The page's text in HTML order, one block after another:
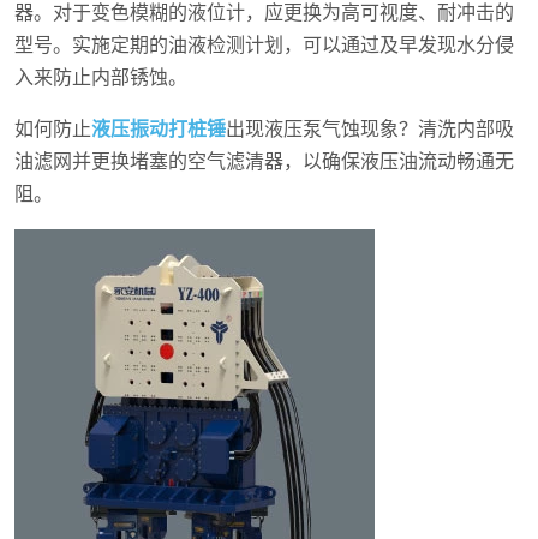
器。对于变色模糊的液位计，应更换为高可视度、耐冲击的
型号。实施定期的油液检测计划，可以通过及早发现水分侵
入来防止内部锈蚀。
如何防止液压振动打桩锤出现液压泵气蚀现象？清洗内部吸
油滤网并更换堵塞的空气滤清器，以确保液压油流动畅通无
阻。